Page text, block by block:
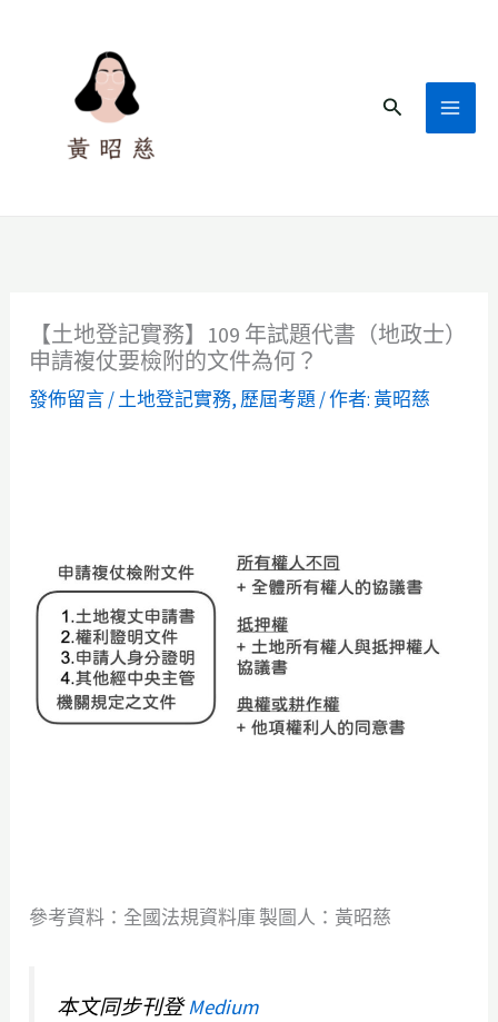
搜
【土地登記實務】109 年試題代書（地政士）
申請複仗要檢附的文件為何？
發佈留言/土地登記實務, 歷屆考題 / 作者:黃昭慈
參考資料：全國法規資料庫 製圖人：黃昭慈
本文同步刊登Medium